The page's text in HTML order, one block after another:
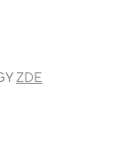
ZDE